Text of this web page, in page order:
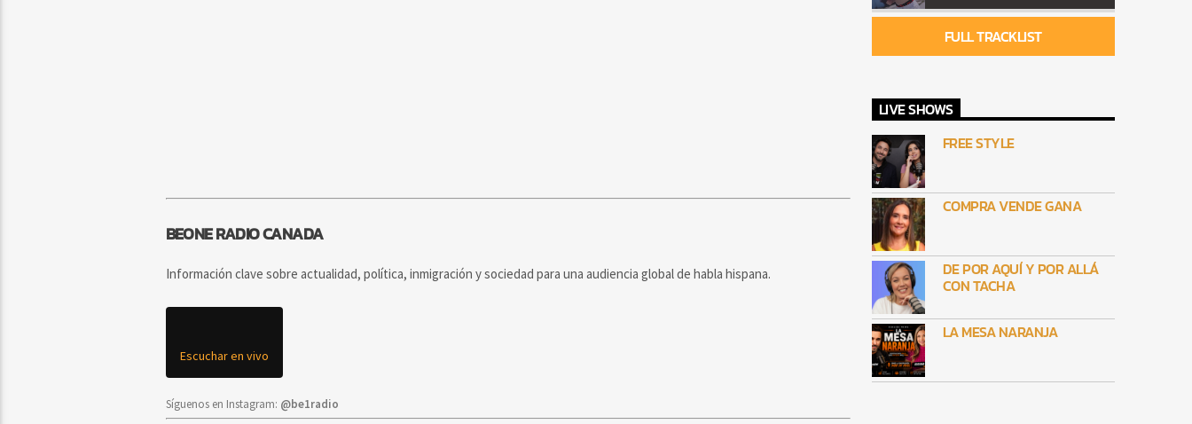
BEONE RADIO CANADA
Información clave sobre actualidad, política, inmigración y sociedad para una audiencia global de habla hispana.
Escuchar en vivo
Síguenos en Instagram: @be1radio
FULL TRACKLIST
LIVE SHOWS
FREE STYLE
COMPRA VENDE GANA
DE POR AQUÍ Y POR ALLÁ
CON TACHA
LA MESA NARANJA